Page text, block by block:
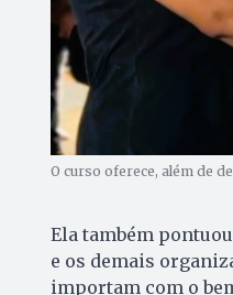
O curso oferece, além de
Ela também
e os demais
importam com o